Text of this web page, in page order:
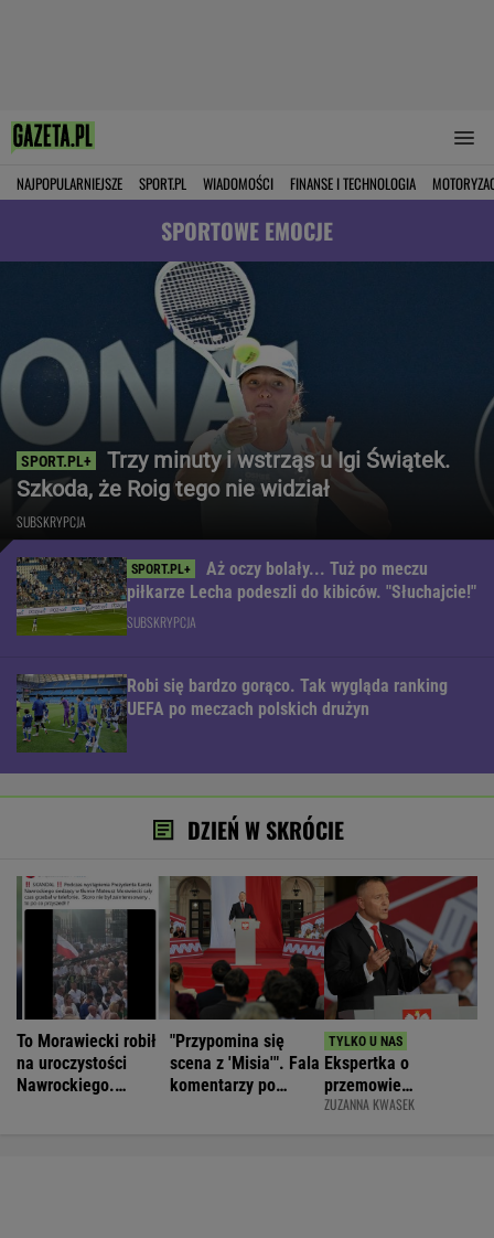
NAJPOPULARNIEJSZE SPORT.PL WIADOMOŚCI FINANSE I TECHNOLOGIA
SPORTOWE EMOCJE
Trzy minuty i wstrząs u Igi Świątek.
Szkoda, że Roig tego nie widział
SUBSKRYPCJA
Aż oczy bolały... Tuż po meczu
piłkarze Lecha podeszli do kibiców. "Słuchajcie!"
SUBSKRYPCJA
Robi się bardzo gorąco. Tak wygląda ranking
UEFA po meczach polskich drużyn
DZIEŃ W SKRÓCIE
To Morawiecki robił
na uroczystości
Nawrockiego.
"Przypomina się
scena z 'Misia'". Fala
komentarzy po
Ekspertka o
przemowie
Nawrockiego.
ZUZANNA KWASEK